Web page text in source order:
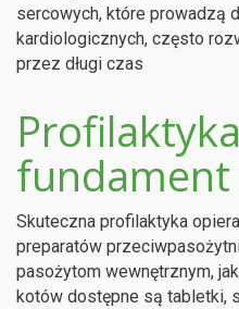
sercowych, które prowadzą
kardiologicznych, często
przez długi czas
Skuteczna profilaktyka
preparatów
pasożytom wewnętrznym,
kotów dostępne są tabletki,